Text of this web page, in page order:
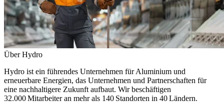
Über Hydro
Hydro ist ein führendes Unternehmen für Aluminium und
erneuerbare Energien, das Unternehmen und Partnerschaften für
eine nachhaltigere Zukunft aufbaut. Wir beschäftigen
32.000 Mitarbeiter an mehr als 140 Standorten in 40 Ländern.